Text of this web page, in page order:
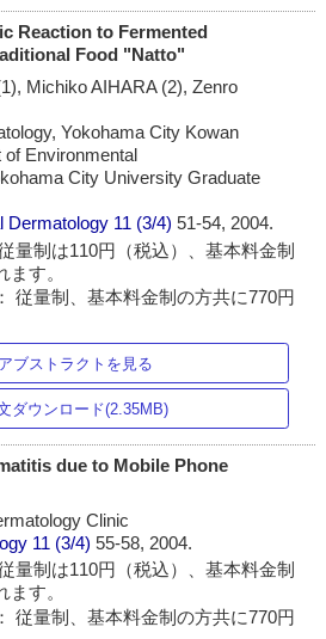
Reaction to Fermented
Food "Natto"
Michiko AIHARA (2), Zenro
Yokohama City Kowan
of Environmental
City University Graduate
Dermatology 11 (3/4)51-54, 2004.
量制は110円（税込）、基本料金制
す。
従量制、基本料金制の方共に770円
アブストラクトを見る
ダウンロード(2.35MB)
due to Mobile Phone
Clinic
11 (3/4)55-58, 2004.
量制は110円（税込）、基本料金制
す。
従量制、基本料金制の方共に770円